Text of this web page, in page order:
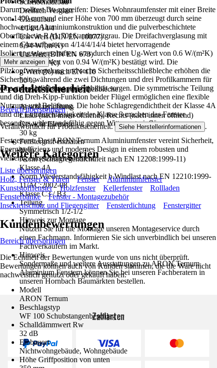
Scheibenaufbau
Dreifach Verglast
Glasaufbau
4/14/4/14/4
Uw-Wert (DIN EN 10077)
0,94 W/(m²K)
Ug-Wert (DIN EN 673)
0,6 W/(m²K)
g-Wert (%) nach EN 410
50 %
Anzahl Sicherheitsschließbleche
6
Anschlagrichtung
Links (nach innen öffnend), Rechts (nach innen öffnend)
Gewicht Element
30 kg
Fenstergriff enthalten
Nein
Norm (Schlagregendichtheit nach EN 12208:1999-11)
Klasse 4A
Norm Wiederstandsfähigkeit b.Windlast nach EN 12210:1999-
11/AC:2002-08
Klasse C3 / B3
Teilung
Symmetrisch 1/2-1/2
Hinweis zur Montage
Nutzen Sie für die Montage unseren Montageservice durch
einen Fachmann. Informieren Sie sich unverbindlich bei unseren
Fachverkäufern im Markt.
Hinweis
Sondermaße und weitere Ausstattungen zu ARON Ternum
Aluminium Fenstern können Sie bei unseren Fachberatern in
unseren Hornbach Baumärkten bestellen.
Modell
ARON Ternum
Beschlagstyp
WF 100 Schubstangenbeschlag
Schalldämmwert Rw
32 dB
Einbauort
Nichtwohngebäude, Wohngebäude
Höhe Griffposition von unten
Darum solltest Du zugreifen: Dieses Wohnraumfenster mit einer Breite
von 1400 mm und einer Höhe von 700 mm überzeugt durch seine
hochwertige Aluminiumkonstruktion und die pulverbeschichtete
Oberfläche in RAL 7016 anthrazitgrau. Die Dreifachverglasung mit
einem Glasaufbau von 4/14/4/14/4 bietet hervorragende
Isolierungseigenschaften, was durch einen Ug-Wert von 0.6 W/(m²K)
und einen Uw-Wert von 0.94 W/(m²K) bestätigt wird. Die
Pilzkopfverriegelung und sechs Sicherheitsschließbleche erhöhen die
Sicherheit, während die zwei Dichtungen und drei Profilkammern für
eine gute Abdichtung und Stabilität sorgen. Die symmetrische Teilung
und die Dreh-Kipp-Funktion beider Flügel ermöglichen eine flexible
Nutzung und Belüftung. Die hohe Schlagregendichtheit der Klasse 4A
und die Luftdurchlässigkeit der Klasse 3 machen das Fenster
besonders widerstandsfähig gegen Witterungseinflüsse.
Festgezurrt: Das ARON Ternum Aluminiumfenster vereint Sicherheit,
Energieeffizienz und modernes Design in einem robusten und
vielseitig einsetzbaren Element.
Mehr anzeigen
Produktsicherheit
Bereich überspringen
Verantwortlich für Produktsicherheit: Siehe Herstellerinformationen .
Weitere Kategorien
Liste überspringen
Holz, Fenster & Türen
Fenster
Aluminiumfenster
Kunststofffenster
Holzfenster Kellerfenster
Rollladen
Fensterbänke
Fenster - Montagezubehör
Insektenschutz und Fliegengitter
Fensterdichtung Fenstergitter
Kundenbewertungen
Bereich überspringen
Die Echtheit der Bewertungen wurde von uns nicht überprüft.
Bewertungen können auch von Kunden stammen, die die Ware nicht
nachweislich genutzt oder gekauft haben.
Zahlarten